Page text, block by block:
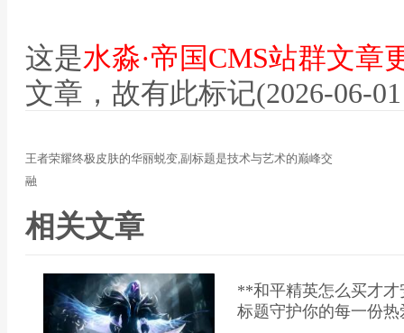
这是水淼·帝国CMS站群文章
文章，故有此标记(2026-06-
王者荣耀终极皮肤的华丽蜕变,副标题是技术与艺术的巅峰交
融
相关文章
**和平精英怎么买才
标题守护你的每一份